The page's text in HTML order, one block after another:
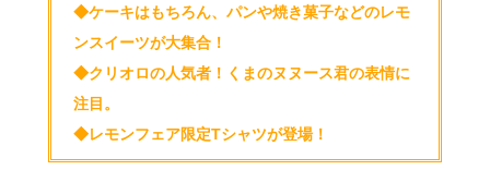
◆ケーキはもちろん、パンや焼き菓子などのレモ
ンスイーツが大集合！
◆クリオロの人気者！くまのヌヌース君の表情に
注目。
◆レモンフェア限定Tシャツが登場！